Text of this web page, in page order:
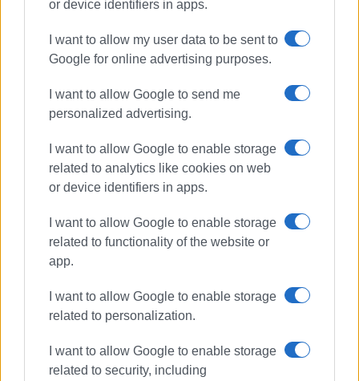
or device identifiers in apps.
I want to allow my user data to be sent to
Google for online advertising purposes.
I want to allow Google to send me
personalized advertising.
I want to allow Google to enable storage
related to analytics like cookies on web
or device identifiers in apps.
I want to allow Google to enable storage
related to functionality of the website or
app.
I want to allow Google to enable storage
related to personalization.
I want to allow Google to enable storage
related to security, including
Ακολουθήστε το enimerosi στο
Συνδρομητές στο e-paper